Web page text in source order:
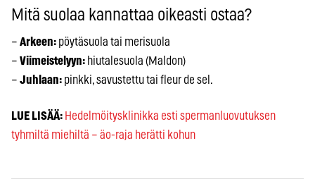
Mitä suolaa kannattaa oikeasti ostaa?
– Arkeen: pöytäsuola tai merisuola
– Viimeistelyyn: hiutalesuola (Maldon)
– Juhlaan: pinkki, savustettu tai fleur de sel.
LUE LISÄÄ: Hedelmöitysklinikka esti spermanluovutuksen
tyhmiltä miehiltä – äo-raja herätti kohun